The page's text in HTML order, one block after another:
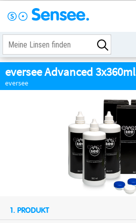
eversee Advanced 3x360ml
eversee
1. PRODUKT